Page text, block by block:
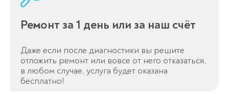
Ремонт за 1 день или за наш счёт
Даже если после диагностики вы решите
отложить ремонт или вовсе от него отказаться,
в любом случае, услуга будет оказана
бесплатно!